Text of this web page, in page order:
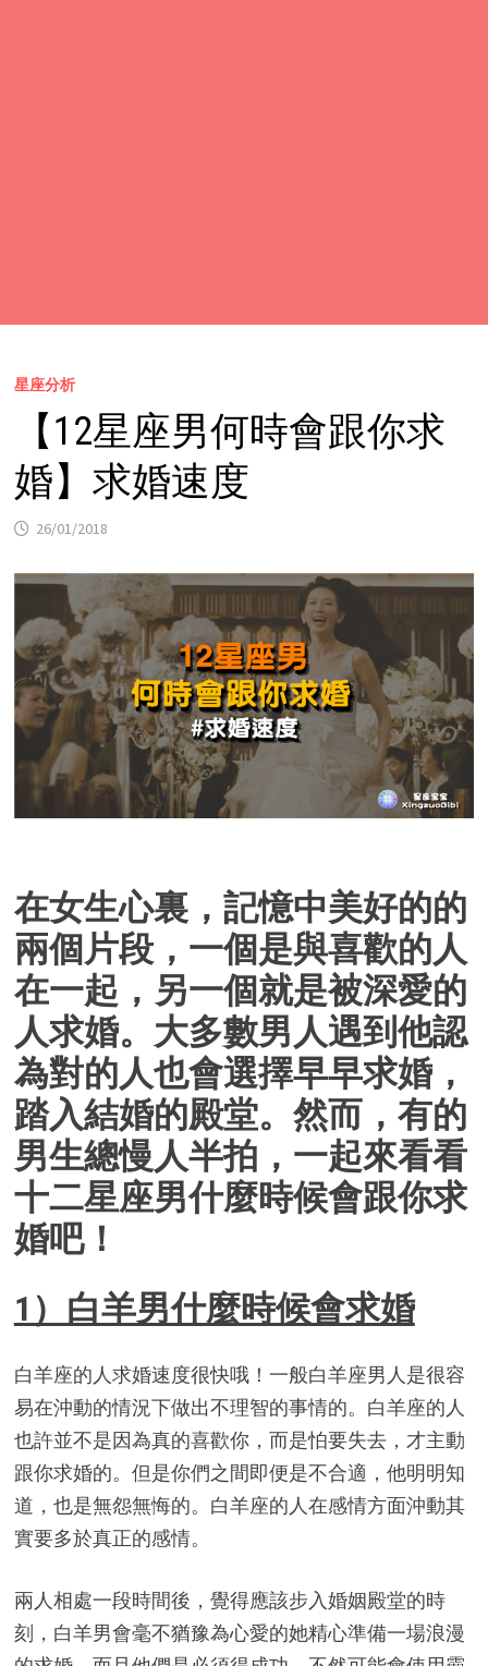
星座分析
【12星座男何時會跟你求
婚】求婚速度
26/01/2018
在女生心裏，記憶中美好的的
兩個片段，一個是與喜歡的人
在一起，另一個就是被深愛的
人求婚。大多數男人遇到他認
為對的人也會選擇早早求婚，
踏入結婚的殿堂。然而，有的
男生總慢人半拍，一起來看看
十二星座男什麼時候會跟你求
婚吧！
1）白羊男什麼時候會求婚
白羊座的人求婚速度很快哦！一般白羊座男人是很容
易在沖動的情況下做出不理智的事情的。白羊座的人
也許並不是因為真的喜歡你，而是怕要失去，才主動
跟你求婚的。但是你們之間即便是不合適，他明明知
道，也是無怨無悔的。白羊座的人在感情方面沖動其
實要多於真正的感情。
兩人相處一段時間後，覺得應該步入婚姻殿堂的時
刻，白羊男會毫不猶豫為心愛的她精心準備一場浪漫